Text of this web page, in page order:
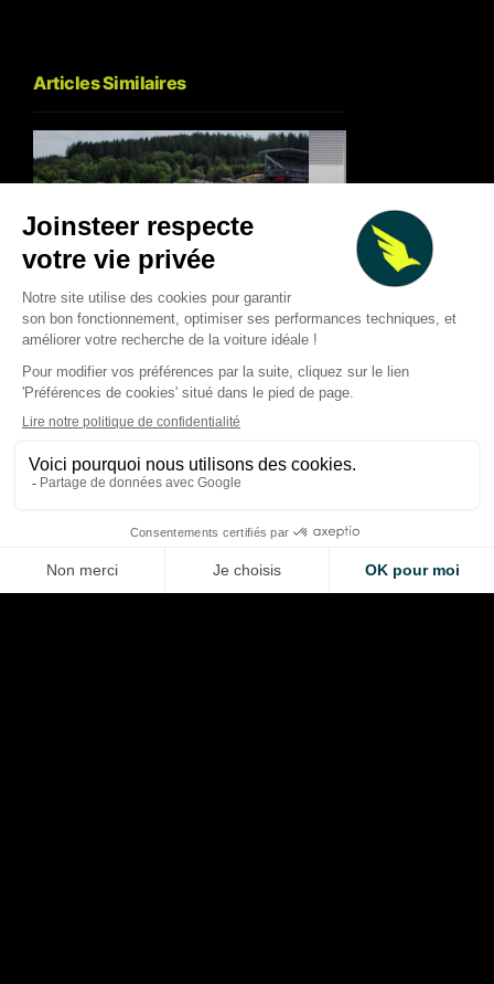
LA VOITURE DE VOS RÊVES
Articles Similaires
F1 : pourquoi les pilotes ne
peuvent pas reprendre 100%
le contrôle de l’énergie
électrique
Aug 5, 2026
Gucci arrive en
avec Alpine : les
Aug 4, 2026